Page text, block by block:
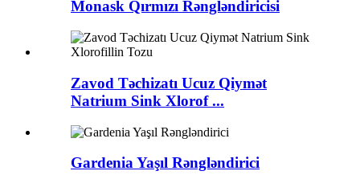
Monask Qırmızı Rəngləndiricisi
Zavod Təchizatı Ucuz Qiymət
Natrium Sink Xlorof ...
Gardenia Yaşıl Rəngləndirici